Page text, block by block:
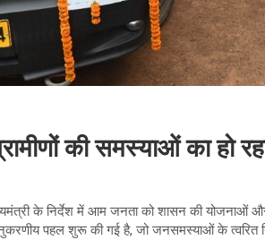
की समस्याओं का हो
के निर्देश में आम जनता को शासन की
पहल शुरू की गई है, जो जनसमस्याओं के त्वरित